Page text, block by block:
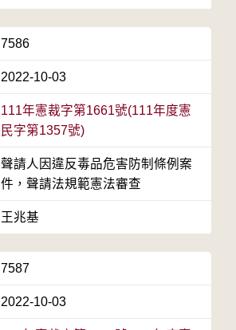
7586
2022-10-03
111年憲裁字第1661號(111年度憲
民字第1357號)
聲請人因違反毒品危害防制條例案
件，聲請法規範憲法審查
王兆基
7587
2022-10-03